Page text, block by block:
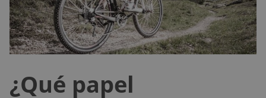
¿Qué papel